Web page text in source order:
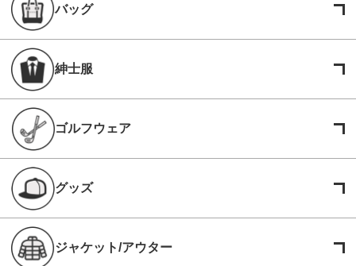
バッグ
紳士服
ゴルフウェア
グッズ
ジャケット/アウター